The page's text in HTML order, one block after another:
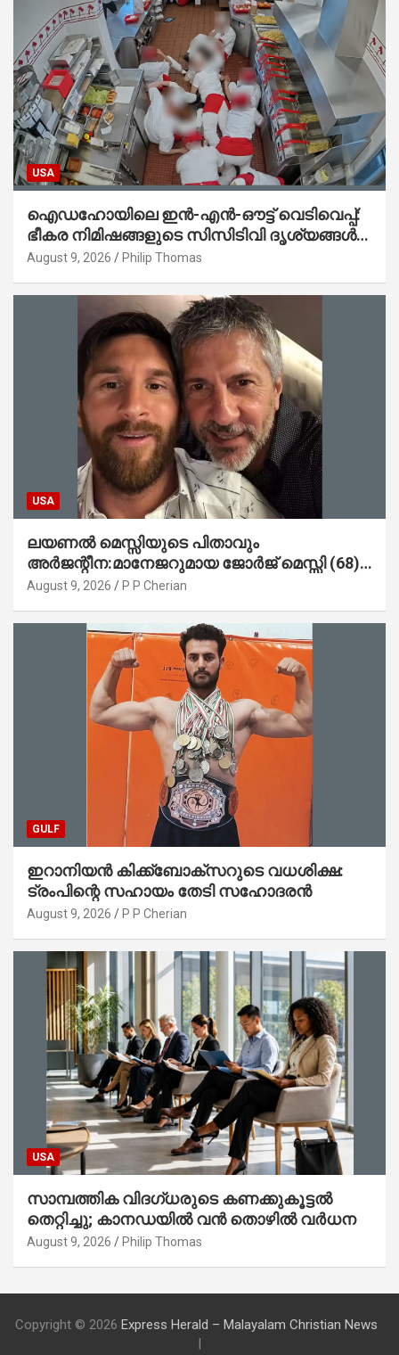
USA
ഐഡഹോയിലെ ഇൻ-എൻ-ഔട്ട് വെടിവെപ്പ്:
ഭീകര നിമിഷങ്ങളുടെ സിസിടിവി ദൃശ്യങ്ങൾ
പുറത്ത്; ആക്രമണത്തിന് പിന്നിലെ കാരണം
August 9, 2026 Philip Thomas
USA
ലയണൽ മെസ്സിയുടെ പിതാവും
അർജന്റീന:മാനേജറുമായ ജോർജ് മെസ്സി (68)
അന്തരിച്ചു
August 9, 2026 P P Cherian
GULF
ഇറാനിയൻ കിക്ക്ബോക്സറുടെ വധശിക്ഷ:
ട്രംപിന്റെ സഹായം തേടി സഹോദരൻ
August 9, 2026 P P Cherian
USA
സാമ്പത്തിക വിദഗ്ധരുടെ കണക്കുകൂട്ടൽ
തെറ്റിച്ചു; കാനഡയിൽ വൻ തൊഴിൽ വർധന
August 9, 2026 Philip Thomas
Copyright © 2026 Express Herald – Malayalam Christian News